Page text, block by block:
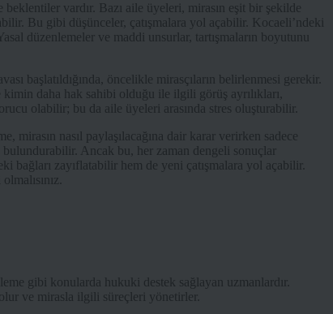
vardır. Bazı aile üyeleri, mirasın eşit bir şekilde
Bu gibi düşünceler, çatışmalara yol açabilir. Kocaeli’ndeki
düzenlemeler ve maddi unsurlar, tartışmaların boyutunu
başlatıldığında, öncelikle mirasçıların belirlenmesi gerekir.
daha hak sahibi olduğu ile ilgili görüş ayrılıkları,
olabilir; bu da aile üyeleri arasında stres oluşturabilir.
mirasın nasıl paylaşılacağına dair karar verirken sadece
Ancak bu, her zaman dengeli sonuçlar
bağları zayıflatabilir hem de yeni çatışmalara yol açabilir.
gibi konularda hukuki destek sağlayan uzmanlardır.
ve mirasla ilgili süreçleri yönetirler.